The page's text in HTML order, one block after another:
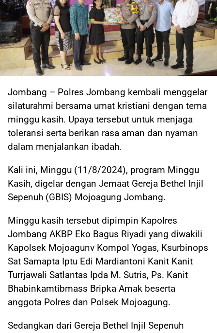
Jombang – Polres Jombang kembali menggelar
silaturahmi bersama umat kristiani dengan tema
minggu kasih. Upaya tersebut untuk menjaga
toleransi serta berikan rasa aman dan nyaman
dalam menjalankan ibadah.
Kali ini, Minggu (11/8/2024), program Minggu
Kasih, digelar dengan Jemaat Gereja Bethel Injil
Sepenuh (GBIS) Mojoagung Jombang.
Minggu kasih tersebut dipimpin Kapolres
Jombang AKBP Eko Bagus Riyadi yang diwakili
Kapolsek Mojoagunv Kompol Yogas, Ksurbinops
Sat Samapta Iptu Edi Mardiantoni Kanit Kanit
Turrjawali Satlantas Ipda M. Sutris, Ps. Kanit
Bhabinkamtibmass Bripka Amak beserta
anggota Polres dan Polsek Mojoagung.
Sedangkan dari Gereja Bethel Injil Sepenuh